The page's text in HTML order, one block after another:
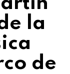
la
de